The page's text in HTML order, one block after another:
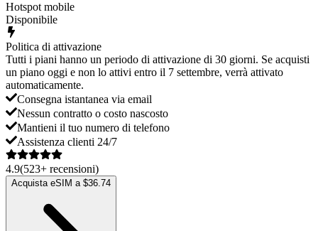
Hotspot mobile
Disponibile
Politica di attivazione
Tutti i piani hanno un periodo di attivazione di 30 giorni. Se acquisti
un piano oggi e non lo attivi entro il 7 settembre, verrà attivato
automaticamente.
Consegna istantanea via email
Nessun contratto o costo nascosto
Mantieni il tuo numero di telefono
Assistenza clienti 24/7
4.9(523+ recensioni)
Acquista eSIM a $36.74